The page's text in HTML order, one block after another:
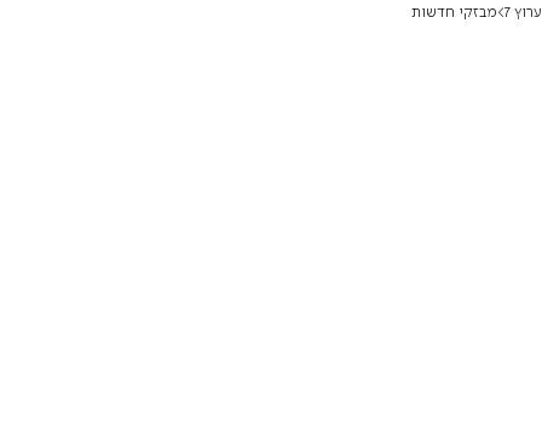
ערוץ 7 מבזקי חדשות